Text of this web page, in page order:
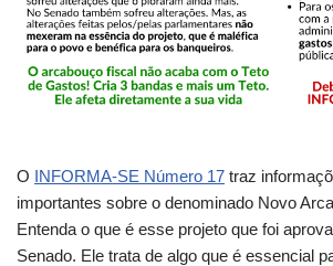
O INFORMA-SE Número 17 traz
importantes sobre o denominado Novo
Entenda o que é esse projeto que foi
Senado. Ele trata de algo que é essencial